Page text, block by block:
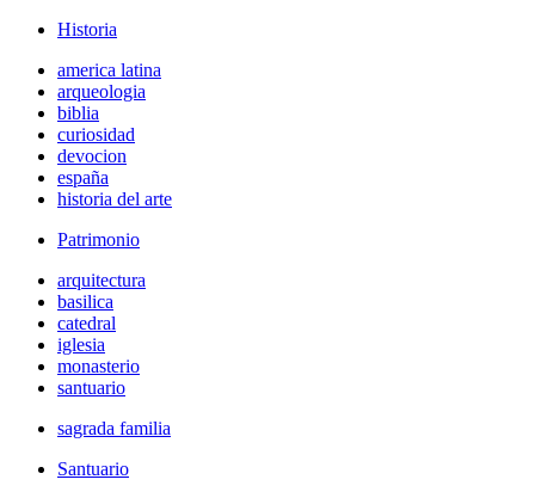
Historia
america latina
arqueologia
biblia
curiosidad
devocion
españa
historia del arte
Patrimonio
arquitectura
basilica
catedral
iglesia
monasterio
santuario
sagrada familia
Santuario